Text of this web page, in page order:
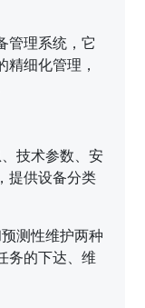
管理系统，它
细化管理，
技术参数、安
提供设备分类
测性维护两种
务的下达、维